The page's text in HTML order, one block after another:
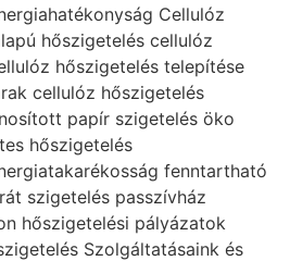
Cellulóz
hőszigetelés cellulóz
hőszigetelés telepítése
cellulóz hőszigetelés
papír szigetelés öko
hőszigetelés
fenntartható
szigetelés passzívház
hőszigetelési pályázatok
Szolgáltatásaink és